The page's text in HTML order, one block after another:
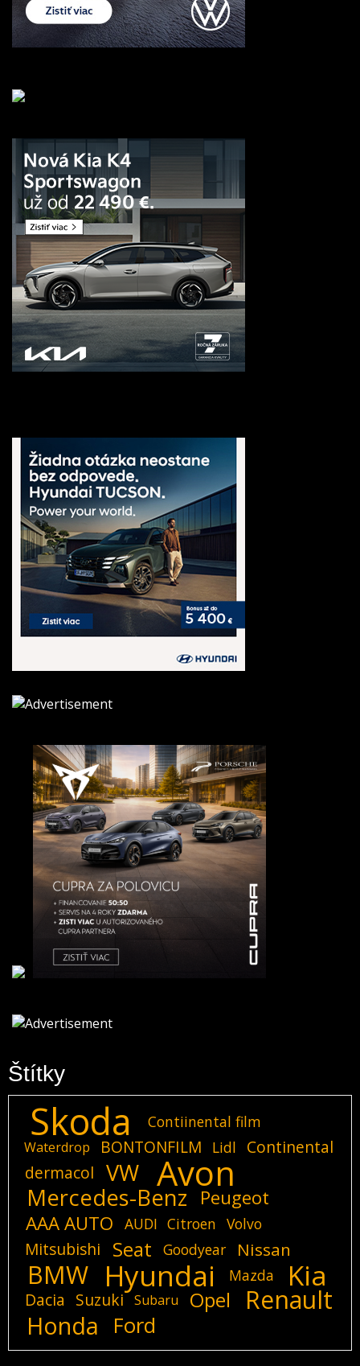
Štítky
Skoda Contiinental film
Waterdrop BONTONFILM Lidl
Continental
dermacol
VW Avon
Mercedes-Benz
Peugeot
AAA AUTO
AUDI Citroen Volvo
Mitsubishi Seat Goodyear Nissan
BMW Hyundai Mazda Kia
Dacia Suzuki Subaru Opel Renault
Honda Ford